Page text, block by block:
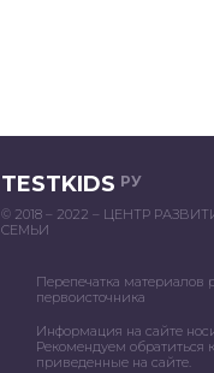
TESTKIDS РУ
© 2018 – 2022 – ЦЕНТР
СЕМЬИ
Перепечатка материалов
первоисточника
Информация на сайте
Рекомендуем обратиться
приведенные на сайте.